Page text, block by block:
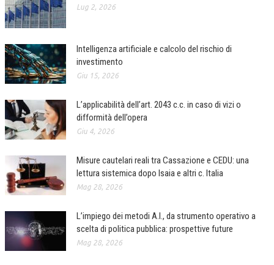
INVITI E PROMOZIONI
Lug 2, 2026
Intelligenza artificiale e calcolo del rischio di
investimento
Giu 15, 2026
L’applicabilità dell’art. 2043 c.c. in caso di vizi o
difformità dell’opera
Giu 4, 2026
Misure cautelari reali tra Cassazione e CEDU: una
lettura sistemica dopo Isaia e altri c. Italia
Mag 28, 2026
L’impiego dei metodi A.I., da strumento operativo a
scelta di politica pubblica: prospettive future
Mag 28, 2026